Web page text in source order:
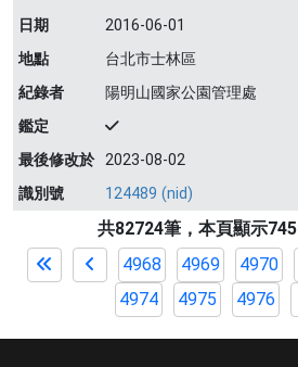
日期
2016-06-01
地點
台北市士林區
紀錄者
陽明山國家公園管理處
鑑定
最後修改於 2023-08-02
識別號
124489 (nid)
共82724筆，本頁顯示
4968
4969 4970
4974
4975 4976